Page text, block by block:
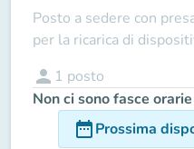
Posto a sedere con
per la ricarica di
person 1 posto
Non ci sono fasce
date_rangeProssima